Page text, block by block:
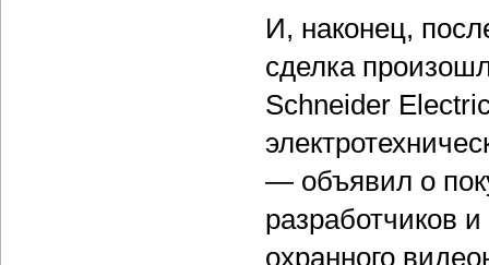
И, наконец,
сделка
Schneider
— объявил о
разработчиков
охранного